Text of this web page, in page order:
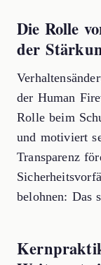
Die Rolle
der
der Human
Rolle beim
und motiviert
Transparenz
belohnen: Das